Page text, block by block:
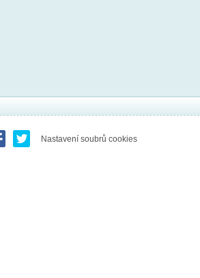
Nastavení soubrů cookies